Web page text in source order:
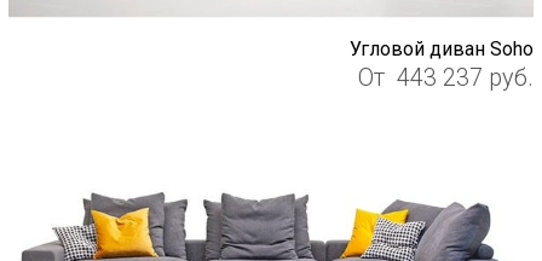
Угловой диван Soho
От 443 237 руб.